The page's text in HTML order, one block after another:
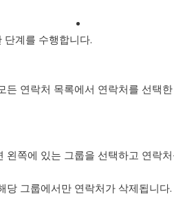
단계를 수행합니다.
든 연락처 목록에서 연락처를 선택
왼쪽에 있는 그룹을 선택하고 연락
당 그룹에서만 연락처가 삭제됩니다.